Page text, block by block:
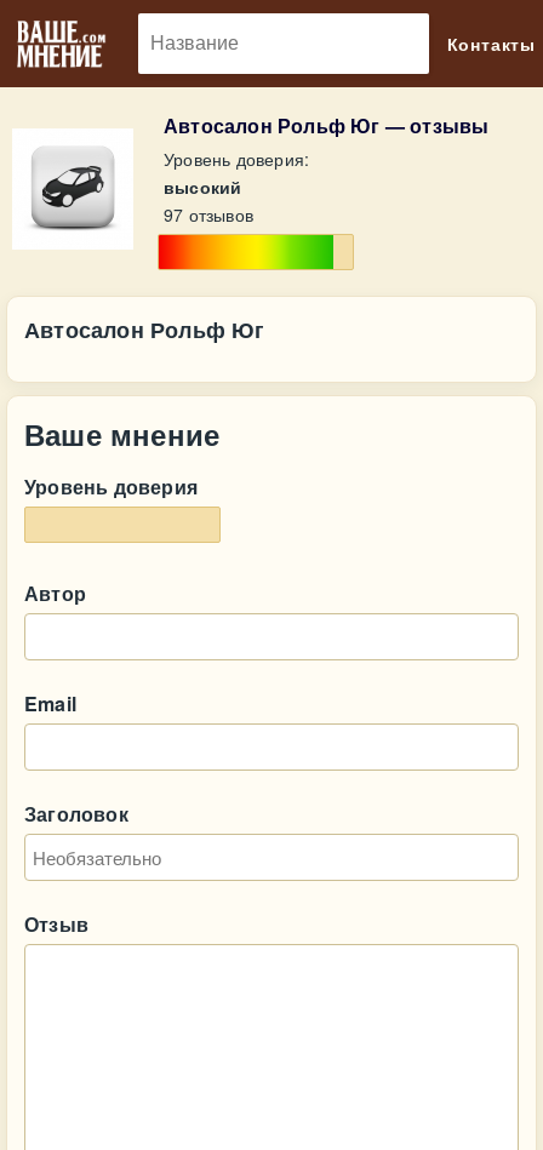
Контакты
Автосалон Рольф Юг — отзывы
Уровень доверия:
высокий
97 отзывов
Автосалон Рольф Юг
Ваше мнение
Уровень доверия
Автор
Email
Заголовок
Отзыв